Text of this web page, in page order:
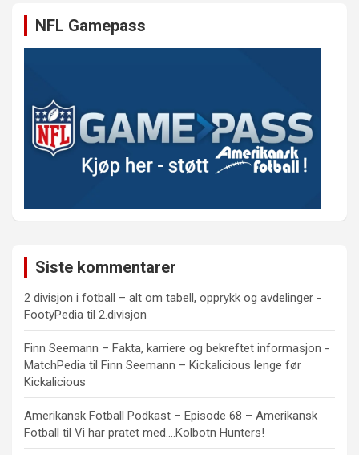
NFL Gamepass
Siste kommentarer
2 divisjon i fotball – alt om tabell, opprykk og avdelinger -
FootyPedia til 2.divisjon
Finn Seemann – Fakta, karriere og bekreftet informasjon -
MatchPedia til Finn Seemann – Kickalicious lenge før
Kickalicious
Amerikansk Fotball Podkast – Episode 68 – Amerikansk
Fotball til Vi har pratet med….Kolbotn Hunters!